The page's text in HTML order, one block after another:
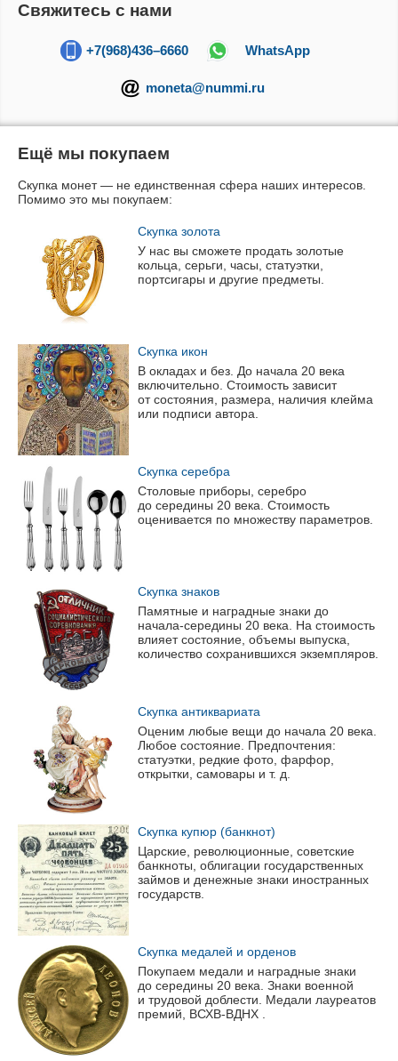
Свяжитесь с нами
+7(968)436–6660 WhatsApp
moneta@nummi.ru
Ещё мы покупаем
Скупка монет — не единственная сфера наших интересов.
Помимо это мы покупаем:
Скупка золота
У нас вы сможете продать золотые
кольца, серьги, часы, статуэтки,
портсигары и другие предметы.
Скупка икон
В окладах и без. До начала 20 века
включительно. Стоимость зависит
от состояния, размера, наличия клейма
или подписи автора.
Скупка серебра
Столовые приборы, серебро
до середины 20 века. Стоимость
оценивается по множеству параметров.
Скупка знаков
Памятные и наградные знаки до
начала-середины 20 века. На стоимость
влияет состояние, объемы выпуска,
количество сохранившихся экземпляров.
Скупка антиквариата
Оценим любые вещи до начала 20 века.
Любое состояние. Предпочтения:
статуэтки, редкие фото, фарфор,
открытки, самовары и т. д.
Скупка купюр (банкнот)
Царские, революционные, советские
банкноты, облигации государственных
займов и денежные знаки иностранных
государств.
Скупка медалей и орденов
Покупаем медали и наградные знаки
до середины 20 века. Знаки военной
и трудовой доблести. Медали лауреатов
премий, ВСХВ-ВДНХ